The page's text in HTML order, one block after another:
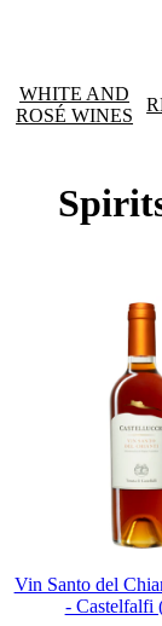
WHITE AND
ROSÉ WINES
Vin Santo del
- Castelfalfi